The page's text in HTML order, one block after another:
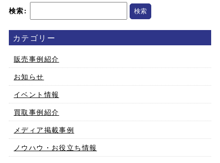
検索:
カテゴリー
販売事例紹介
お知らせ
イベント情報
買取事例紹介
メディア掲載事例
ノウハウ・お役立ち情報